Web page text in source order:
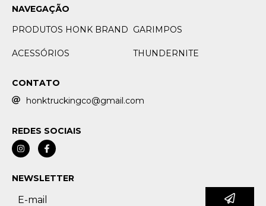
NAVEGAÇÃO
PRODUTOS HONK BRAND GARIMPOS
ACESSÓRIOS THUNDERNITE
CONTATO
honktruckingco@gmail.com
REDES SOCIAIS
NEWSLETTER